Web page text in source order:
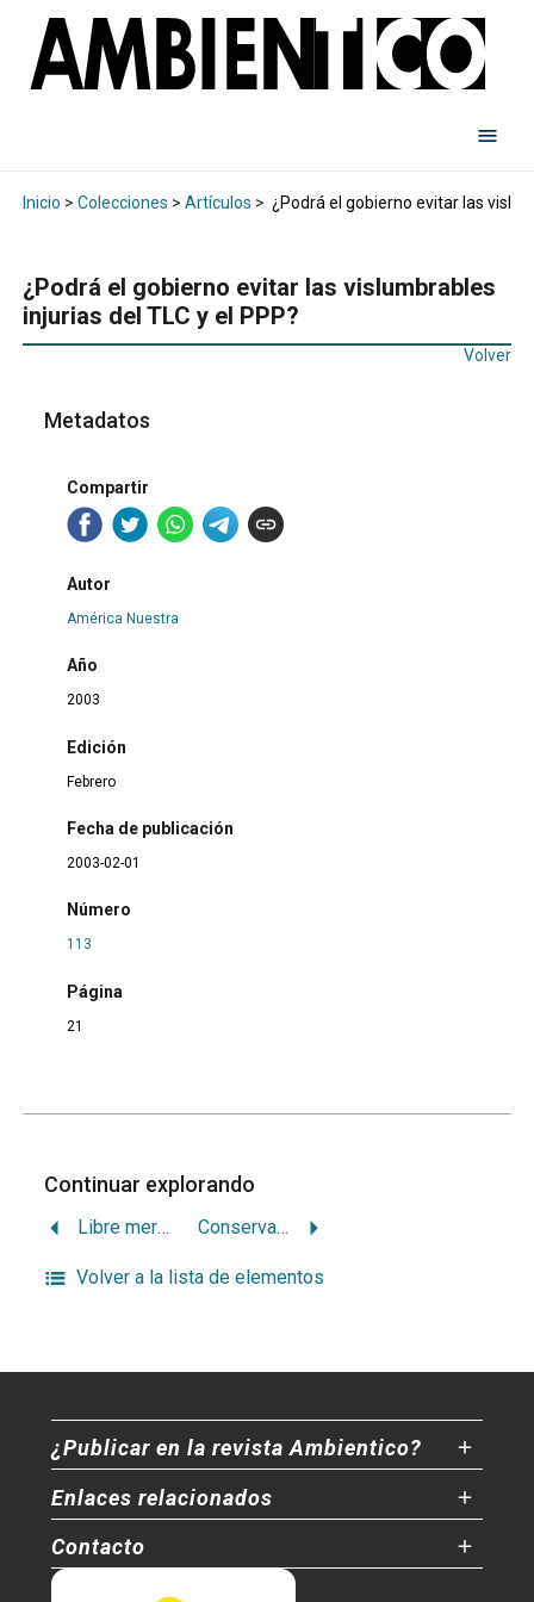
Inicio > Colecciones > Artículos > ¿Podrá el gobierno evitar las
¿Podrá el gobierno evitar las vislumbrables
injurias del TLC y el PPP?
Volver
Metadatos
Compartir
Autor
América Nuestra
Año
2003
Edición
Febrero
Fecha de publicación
2003-02-01
Número
113
Página
21
Continuar explorando
Libre mercado, ambiente y fuerza de trabajo Conservacionistas e indígenas confluyen
Volver a la lista de elementos
¿Publicar en la revista Ambientico?
Enlaces relacionados
Contacto